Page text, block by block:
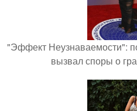
"Эффект Неузнаваемости":
вызвал споры о